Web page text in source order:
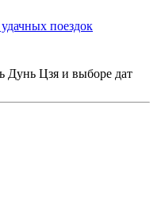
поездок
Цзя и выборе дат